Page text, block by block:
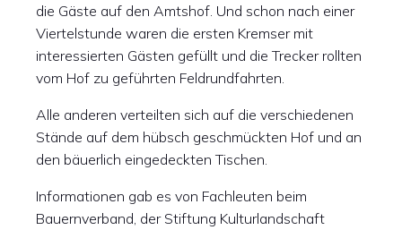
die Gäste auf den Amtshof. Und schon nach einer
Viertelstunde waren die ersten Kremser mit
interessierten Gästen gefüllt und die Trecker rollten
vom Hof zu geführten Feldrundfahrten.
Alle anderen verteilten sich auf die verschiedenen
Stände auf dem hübsch geschmückten Hof und an
den bäuerlich eingedeckten Tischen.
Informationen gab es von Fachleuten beim
Bauernverband, der Stiftung Kulturlandschaft